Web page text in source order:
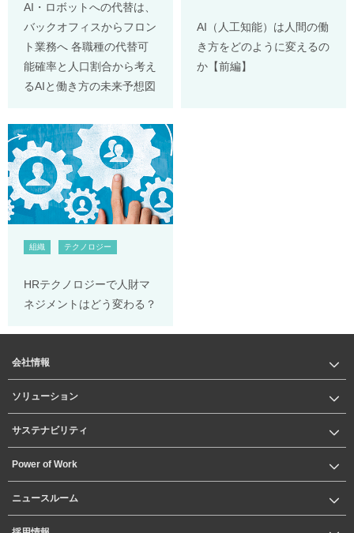
AI・ロボットへの代替は、
バックオフィスからフロン
ト業務へ 各職種の代替可
能確率と人口割合から考え
るAIと働き方の未来予想図
AI（人工知能）は人間の働
き方をどのように変えるの
か【前編】
組織 テクノロジー
HRテクノロジーで人財マ
ネジメントはどう変わる？
会社情報
ソリューション
サステナビリティ
Power of Work
ニュースルーム